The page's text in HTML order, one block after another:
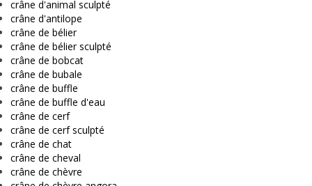
crâne d'animal sculpté
crâne d'antilope
crâne de bélier
crâne de bélier sculpté
crâne de bobcat
crâne de bubale
crâne de buffle
crâne de buffle d'eau
crâne de cerf
crâne de cerf sculpté
crâne de chat
crâne de cheval
crâne de chèvre